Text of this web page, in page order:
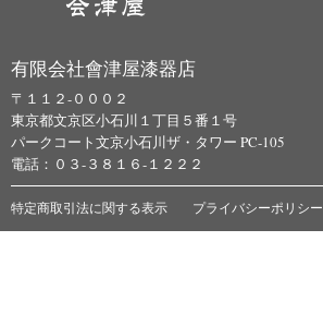
有限会社會津屋漆器店
〒１１２-０００２
東京都文京区小石川１丁目５番１号
パークコート文京小石川ザ・タワー PC-105
電話：０３-３８１６-１２２２
特定商取引法に関する表示 プライバシーポリシー